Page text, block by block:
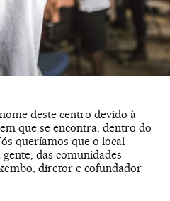
deste centro devido à
que se encontra, dentro do
queríamos que o local
das comunidades
diretor e cofundador